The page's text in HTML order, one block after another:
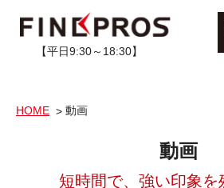
【平日9:30～18:30】
HOME 動画
動画
短時間で、強い印象を